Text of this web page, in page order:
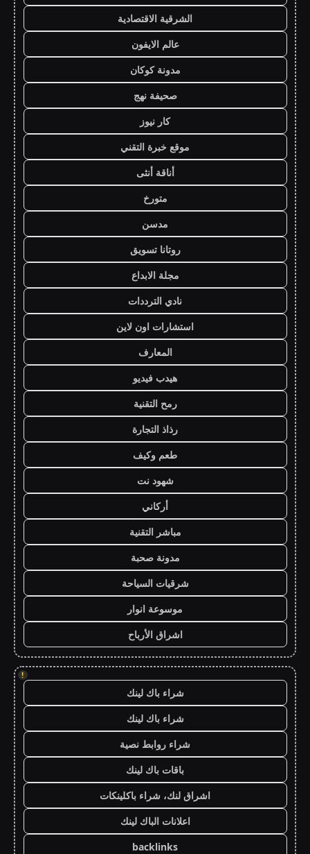
الشرقية الاقتصادية
عالم الايفون
مدونة كوكان
صحيفة نهج
كار نيوز
موقع خبرة التقني
أناقة أنثى
متورخ
مدسن
روتانا تسويق
مجلة الابداع
نادي الترددات
استشارات اون لاين
المعارف
هيدب فيديو
رمح التقنية
رذاذ التجارة
طعم وكيف
شهود نت
أركاني
مباشر التقنية
مدونة صحبة
شرقيات السياحة
موسوعة انوار
اشراق الأرباح
!
شراء باك لينك
شراء باك لينك
شراء روابط نصية
باقات باك لينك
اشراق لنك، شراء باكلينكات
اعلانات الباك لينك
backlinks